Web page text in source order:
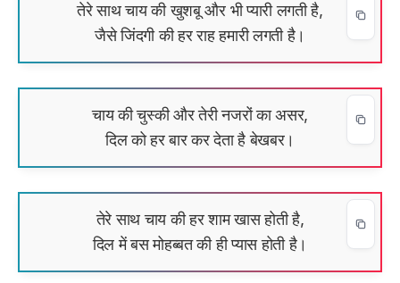
तेरे साथ चाय की खुशबू और भी प्यारी लगती है,
जैसे जिंदगी की हर राह हमारी लगती है।
चाय की चुस्की और तेरी नजरों का असर,
दिल को हर बार कर देता है बेखबर।
तेरे साथ चाय की हर शाम खास होती है,
दिल में बस मोहब्बत की ही प्यास होती है।